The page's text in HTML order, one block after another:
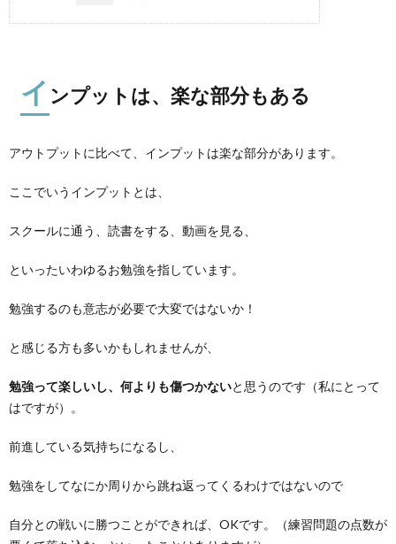
イ ンプットは、楽な部分もある
アウトプットに比べて、インプットは楽な部分があります。
ここでいうインプットとは、
スクールに通う、読書をする、動画を見る、
といったいわゆるお勉強を指しています。
勉強するのも意志が必要で大変ではないか！
と感じる方も多いかもしれませんが、
勉強って楽しいし、何よりも傷つかないと思うのです（私にとって
はですが）。
前進している気持ちになるし、
勉強をしてなにか周りから跳ね返ってくるわけではないので
自分との戦いに勝つことができれば、OKです。（練習問題の点数が